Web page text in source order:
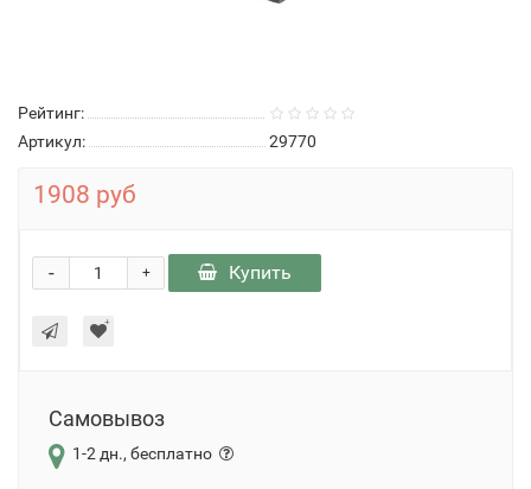
Рейтинг:
Артикул:
29770
1908 руб
+
- Купить
Самовывоз
1-2 дн., бесплатно